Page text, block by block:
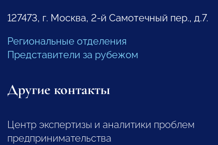
127473, г. Москва, 2-й Самотечный пер., д.7.
Региональные отделения
Представители за рубежом
Другие контакты
Центр экспертизы и аналитики проблем
предпринимательства